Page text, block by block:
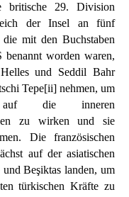
britische 29. Division
der Insel an fünf
die mit den Buchstaben
worden waren,
und Seddil Bahr
Tepe[ii] nehmen, um
die inneren
zu wirken und sie
Die französischen
auf der asiatischen
Beşiktas landen, um
türkischen Kräfte zu